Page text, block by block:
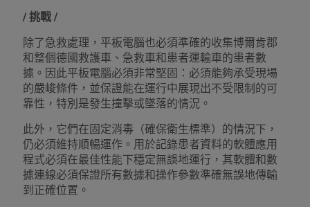
/ 挑戰 /
除了急救處理，平板電腦也必須準確的收集博爾肯郡
和整個德國救護車、急救車和患者運輸車的患者數
據。因此平板電腦必須非常堅固：必須能夠承受現場
的嚴峻條件，並保證能在運行中展現出不受限制的可
靠性，特別是發生撞擊或墜落的情況。
此外，它們在固定消毒（確保衛生標準）的情況下，
仍必須維持順暢運作。用於記錄患者資料的軟體應用
程式必須在最佳性能下穩定無誤地運行，其軟體和數
據連線必須保證所有數據和操作參數準確無誤地傳輸
到正確位置。